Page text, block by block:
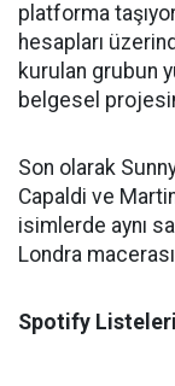
platforma
hesapları
kurulan grubun
belgesel
Son olarak
Capaldi ve
isimlerde aynı
Londra
Spotify